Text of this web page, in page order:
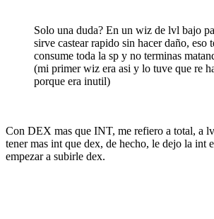
Solo una duda? En un wiz de lvl bajo
sirve castear rapido sin hacer daño, eso
consume toda la sp y no terminas
(mi primer wiz era asi y lo tuve que re
porque era inutil)
Con DEX mas que INT, me refiero a total, a
tener mas int que dex, de hecho, le dejo la int
empezar a subirle dex.